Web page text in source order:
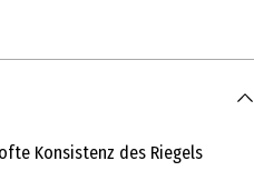
Konsistenz des Riegels